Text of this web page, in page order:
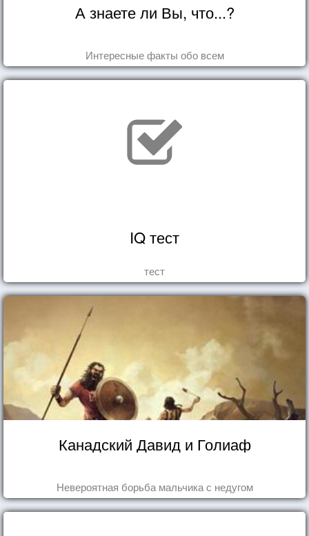
А знаете ли Вы, что...?
Интересные факты обо всем
IQ тест
тест
Канадский Давид и Голиаф
Невероятная борьба мальчика с недугом